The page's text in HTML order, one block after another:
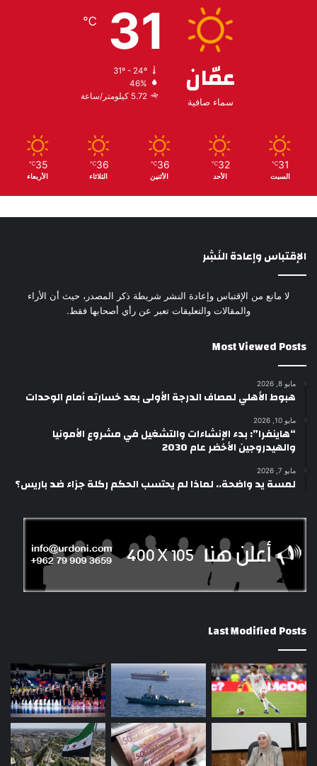
عمّان
سماء صافية
31
℃
31º - 24º
46%
5.72 كيلومتر/ساعة
31
℃
السبت
32
℃
الأحد
36
℃
الأثنين
36
℃
الثلاثاء
35
℃
الأربعاء
الإقتباس وإعادة النَشِر
لا مانع من الإقتباس وإعادة النشر شريطة ذكر المصدر، حيث أن الأراء
والمقالات والتعليقات تعبر عن رأي أصحابها فقط.
Most Viewed Posts
مايو 8, 2026
هبوط الأهلي لمصاف الدرجة الأولى بعد خسارته أمام الوحدات
مايو 10, 2026
“هاينفرا”: بدء الإنشاءات والتشغيل في مشروع الأمونيا
والهيدروجين الأخضر عام 2030
مايو 7, 2026
لمسة يد واضحة.. لماذا لم يحتسب الحكم ركلة جزاء ضد باريس؟
Last Modified Posts